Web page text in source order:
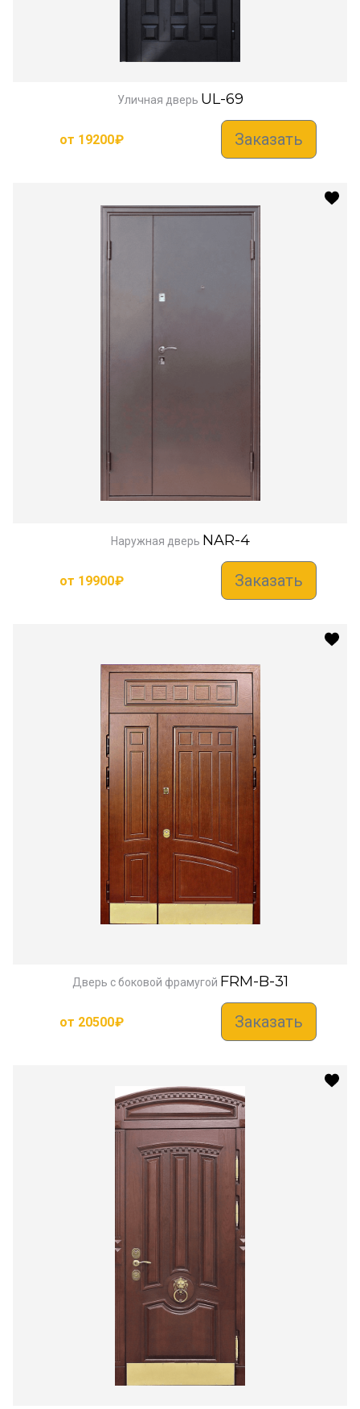
Уличная дверь UL-69
от 19200₽ Заказать
Наружная дверь NAR-4
от 19900₽ Заказать
Дверь с боковой фрамугой FRM-B-31
от 20500₽ Заказать